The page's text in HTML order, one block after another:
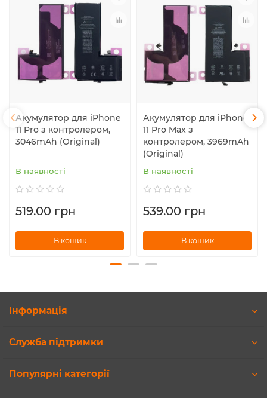
Акумулятор для iPhone
11 Pro з контролером,
3046mAh (Original)
В наявності
519.00 грн
В кошик
Акумулятор для iPhone
11 Pro Max з
контролером, 3969mAh
(Original)
В наявності
539.00 грн
В кошик
Інформація
Служба підтримки
Популярні категорії